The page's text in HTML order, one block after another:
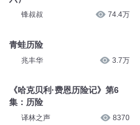
锋叔叔 74.4万
青蛙历险
兆丰华 3.7万
《哈克贝利·费恩历险记》第6
集：历险
译林之声 8370